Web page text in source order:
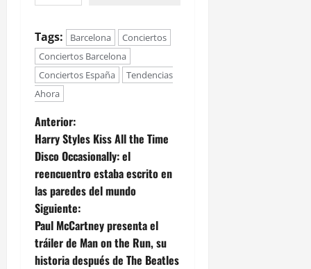
Tags: Barcelona
Conciertos
Conciertos Barcelona
Conciertos España
Tendencias
Ahora
Anterior:
Harry Styles Kiss All the Time
Disco Occasionally: el
reencuentro estaba escrito en
las paredes del mundo
Siguiente:
Paul McCartney presenta el
tráiler de Man on the Run, su
historia después de The Beatles